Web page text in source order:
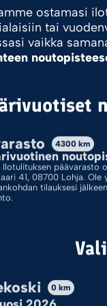
tili
Padat
ostamasi
tai
vaikka
4300 km
Ilotulituksen päävarasto
41, 08700 Lohja. Ole
tilauksesi
0 km